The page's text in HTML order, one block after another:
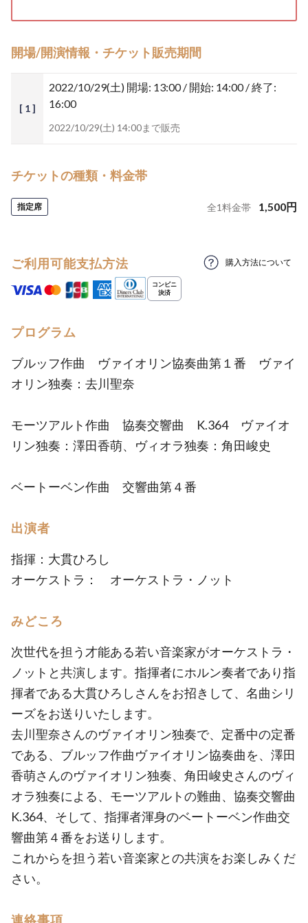
開場/開演情報・チケット販売期間
[ 1 ]
2022/10/29(土) 開場: 13:00 / 開始: 14:00 / 終了:
16:00
2022/10/29(土) 14:00まで販売
チケットの種類・料金帯
指定席 全1料金帯 1,500円
ご利用可能支払方法 購入方法について
プログラム
ブルッフ作曲 ヴァイオリン協奏曲第１番 ヴァイ
オリン独奏：去川聖奈
モーツアルト作曲 協奏交響曲 K.364 ヴァイオ
リン独奏：澤田香萌、ヴィオラ独奏：角田峻史
ベートーベン作曲 交響曲第４番
出演者
指揮：大貫ひろし
オーケストラ： オーケストラ・ノット
みどころ
次世代を担う才能ある若い音楽家がオーケストラ・
ノットと共演します。指揮者にホルン奏者であり指
揮者である大貫ひろしさんをお招きして、名曲シリ
ーズをお送りいたします。
去川聖奈さんのヴァイオリン独奏で、定番中の定番
である、ブルッフ作曲ヴァイオリン協奏曲を、澤田
香萌さんのヴァイオリン独奏、角田峻史さんのヴィ
オラ独奏による、モーツアルトの難曲、協奏交響曲
K.364、そして、指揮者渾身のベートーベン作曲交
響曲第４番をお送りします。
これからを担う若い音楽家との共演をお楽しみくだ
さい。
連絡事項